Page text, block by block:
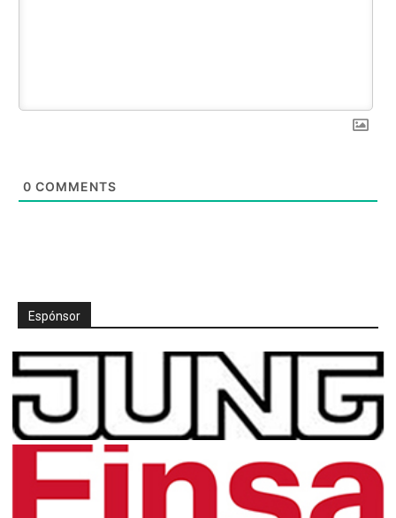
0 COMMENTS
Espónsor